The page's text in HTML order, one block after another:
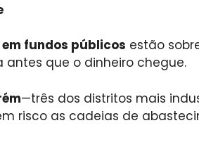
em fundos públicos estão
antes que o dinheiro chegue.
—três dos distritos mais
risco as cadeias de